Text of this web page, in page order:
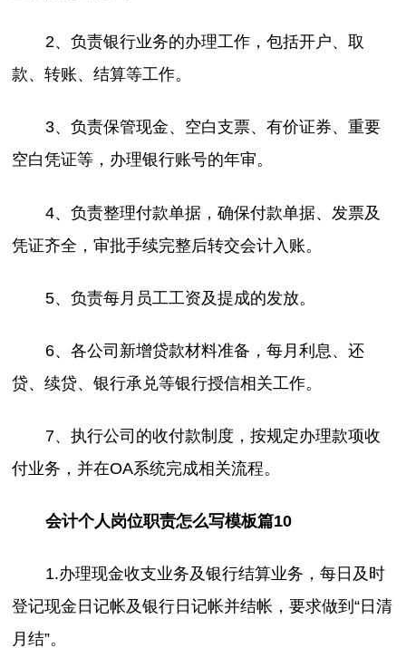
2、负责银行业务的办理工作，包括开户、取
款、转账、结算等工作。
3、负责保管现金、空白支票、有价证券、重要
空白凭证等，办理银行账号的年审。
4、负责整理付款单据，确保付款单据、发票及
凭证齐全，审批手续完整后转交会计入账。
5、负责每月员工工资及提成的发放。
6、各公司新增贷款材料准备，每月利息、还
贷、续贷、银行承兑等银行授信相关工作。
7、执行公司的收付款制度，按规定办理款项收
付业务，并在OA系统完成相关流程。
会计个人岗位职责怎么写模板篇10
1.办理现金收支业务及银行结算业务，每日及时
登记现金日记帐及银行日记帐并结帐，要求做到“日清
月结”。